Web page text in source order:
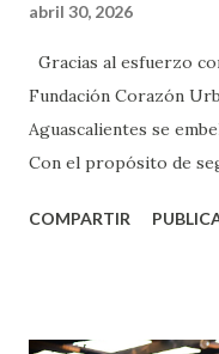
abril 30, 2026
Gracias al esfuerzo
Fundación Corazón
Aguascalientes se
Con el propósito de
municipal, Leo
COMPARTIR